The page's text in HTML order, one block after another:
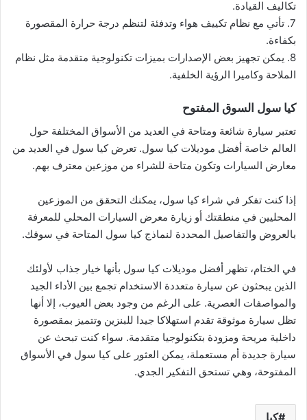
تكاليف القيادة.
7. تأتي مع نظام تكييف هواء وتدفئة لتنظم درجة حرارة المقصورة
بكفاءة.
8. يمكن تجهيز بعض الإصدارات بميزات تكنولوجية متقدمة مثل نظام
الملاحة وكاميرا الرؤية الخلفية.
كيا سول السوق المفتوح
تعتبر سيارة شائعة ومتاحة في العديد من الأسواق المختلفة حول
العالم خاصة أفضل موديلات كيا سول. تعرض كيا سول في العديد من
معارض السيارات وتكون متاحة للشراء من موزعين معترف بهم.
إذا كنت تفكر في شراء كيا سول، يمكنك التحقق من الموزعين
المحليين في منطقتك أو زيارة معرض السيارات المحلي للمعرفة
بالعروض والتفاصيل المحددة لنماذج كيا سول المتاحة في سوقك.
في الختام، تظهر أفضل موديلات كيا سول بأنها خيار جذاب لأولئك
الذين يبحثون عن سيارة متعددة الاستخدام تجمع بين الأداء الجيد
والمواصفات العصرية. على الرغم من وجود بعض العيوب، إلا أنها
تظل سيارة موثوقة تقدم استهلاكا جيدا للبنزين وتتميز بمقصورة
داخلية مريحة ومزودة بتكنولوجيا متقدمة. سواء كنت تبحث عن
سيارة جديدة أم مستعملة، يمكن العثور على كيا سول في الأسواق
المفتوحة، وهي تستحق التفكير الجدي.
كيا